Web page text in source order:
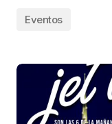
Eventos